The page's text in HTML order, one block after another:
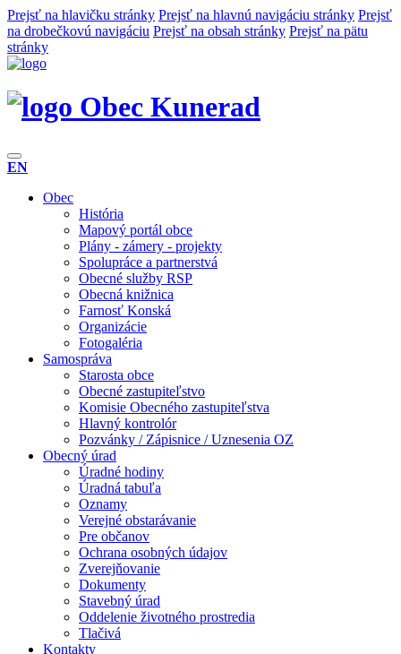
Prejsť na hlavičku stránky Prejsť na hlavnú navigáciu stránky Prejsť
na drobečkovú navigáciu Prejsť na obsah stránky Prejsť na pätu
stránky
Obec Kunerad
EN
Obec
História
Mapový portál obce
Plány - zámery - projekty
Spolupráce a partnerstvá
Obecné služby RSP
Obecná knižnica
Farnosť Konská
Organizácie
Fotogaléria
Samospráva
Starosta obce
Obecné zastupiteľstvo
Komisie Obecného zastupiteľstva
Hlavný kontrolór
Pozvánky / Zápisnice / Uznesenia OZ
Obecný úrad
Úradné hodiny
Úradná tabuľa
Oznamy
Verejné obstarávanie
Pre občanov
Ochrana osobných údajov
Zverejňovanie
Dokumenty
Stavebný úrad
Oddelenie životného prostredia
Tlačivá
Kontakty